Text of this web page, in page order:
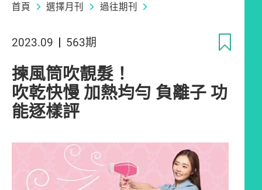
首頁 選擇月刊 過往期刊
2023.09 563期
揀風筒吹靚髮！
吹乾快慢 加熱均勻 負離子 功
能逐樣評